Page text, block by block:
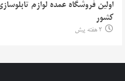
اولین فروشگاه عمده لوازم
کشور
2 هفته پیش